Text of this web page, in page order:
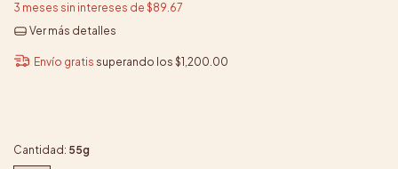
3 meses sin intereses de $89.67
Ver más detalles
Envío gratis superando los $1,200.00
Cantidad: 55g